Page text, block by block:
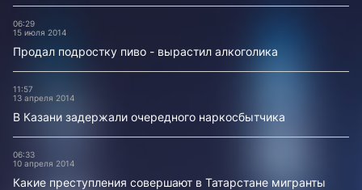
06:29
15 июля 2014
Продал подростку пиво - вырастил алкоголика
11:57
13 апреля 2014
В Казани задержали очередного наркосбытчика
06:33
10 апреля 2014
Какие преступления совершают в Татарстане мигранты